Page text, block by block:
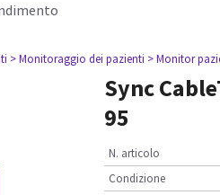
> Monitoraggio dei pazienti > Monitor
Sync
95
N. articolo
Condizione